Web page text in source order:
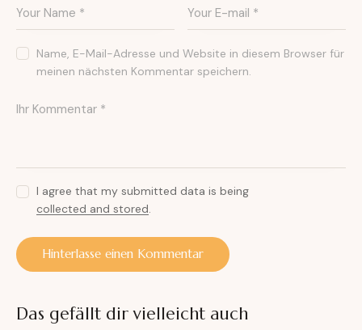
Name, E-Mail-Adresse und Website in diesem Browser für
meinen nächsten Kommentar speichern.
I agree that my submitted data is being
collected and stored.
t
Das gefällt dir vielleicht auch